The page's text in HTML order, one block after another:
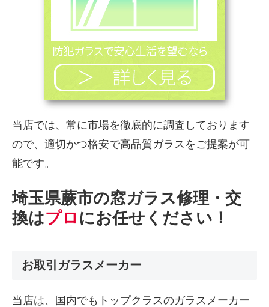
当店では、常に市場を徹底的に調査しております
ので、適切かつ格安で高品質ガラスをご提案が可
能です。
埼玉県蕨市の窓ガラス修理・交
換はプロ にお任せください！
お取引ガラスメーカー
当店は、国内でもトップクラスのガラスメーカー